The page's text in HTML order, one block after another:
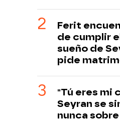
Ferit
de cumplir
sueño de
pide
"Tú eres mi
Seyran se
nunca